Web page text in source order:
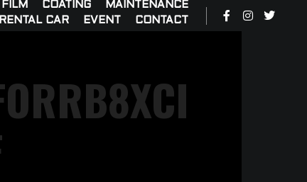
COATING
MAINTENANCE
RENTAL CAR
EVENT CONTACT